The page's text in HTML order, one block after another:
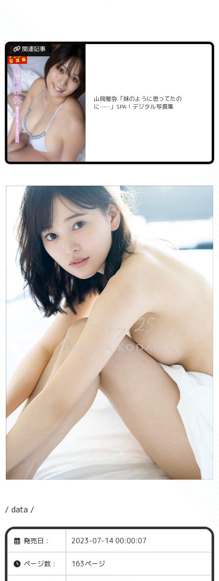
関連記事
山岡雅弥「妹のように思ってたの
に……」SPA！デジタル写真集
/ data /
発売日 : 2023-07-14 00:00:07
ページ数 : 163ページ